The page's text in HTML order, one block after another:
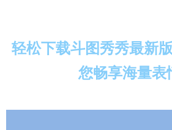
轻松下载斗图秀秀最新
您畅享海量表